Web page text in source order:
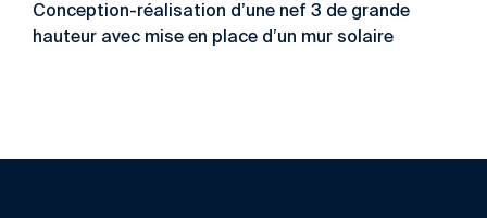
Conception-réalisation d’une nef 3 de grande
hauteur avec mise en place d’un mur solaire